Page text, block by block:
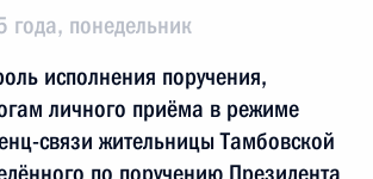
понедельник
исполнения поручения,
личного приёма в режиме
связи жительницы Тамбовской
по поручению Президента